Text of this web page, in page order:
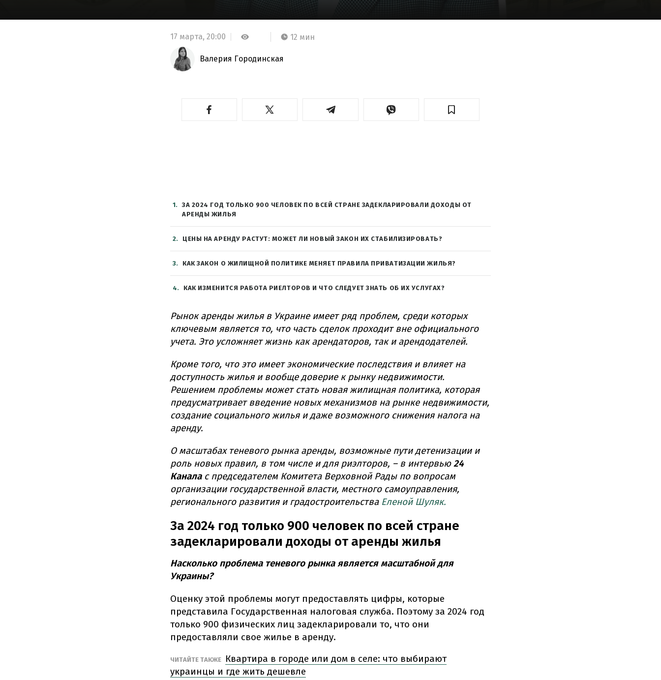
17 марта, 20:00 12 мин
Валерия Городинская
1
ЗА 2024 ГОД ТОЛЬКО 900 ЧЕЛОВЕК ПО ВСЕЙ СТРАНЕ ЗАДЕКЛАРИРОВАЛИ ДОХОДЫ ОТ
АРЕНДЫ ЖИЛЬЯ
2 ЦЕНЫ НА АРЕНДУ РАСТУТ: МОЖЕТ ЛИ НОВЫЙ ЗАКОН ИХ СТАБИЛИЗИРОВАТЬ?
3 КАК ЗАКОН О ЖИЛИЩНОЙ ПОЛИТИКЕ МЕНЯЕТ ПРАВИЛА ПРИВАТИЗАЦИИ ЖИЛЬЯ?
4 КАК ИЗМЕНИТСЯ РАБОТА РИЕЛТОРОВ И ЧТО СЛЕДУЕТ ЗНАТЬ ОБ ИХ УСЛУГАХ?
Рынок аренды жилья в Украине имеет ряд проблем, среди которых
ключевым является то, что часть сделок проходит вне официального
учета. Это усложняет жизнь как арендаторов, так и арендодателей.
Кроме того, что это имеет экономические последствия и влияет на
доступность жилья и вообще доверие к рынку недвижимости.
Решением проблемы может стать новая жилищная политика, которая
предусматривает введение новых механизмов на рынке недвижимости,
создание социального жилья и даже возможного снижения налога на
аренду.
О масштабах теневого рынка аренды, возможные пути детенизации и
роль новых правил, в том числе и для риэлторов, – в интервью24
Каналас председателем Комитета Верховной Рады по вопросам
организации государственной власти, местного самоуправления,
регионального развития и градостроительства Еленой Шуляк.
За 2024 год только 900 человек по всей стране
задекларировали доходы от аренды жилья
Насколько проблема теневого рынка является масштабной для
Украины?
Оценку этой проблемы могут предоставлять цифры, которые
представила Государственная налоговая служба. Поэтому за 2024 год
только 900 физических лиц задекларировали то, что они
предоставляли свое жилье в аренду.
ЧИТАЙТЕ ТАКЖЕ
Квартира в городе или дом в селе: что выбирают
украинцы и где жить дешевле